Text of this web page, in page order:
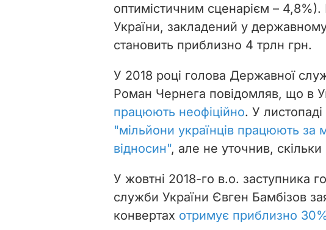
оптимістичним сценарієм –
України, закладений у
становить приблизно 4 трлн грн.
У 2018 році голова Державної
Роман Чернега повідомляв, що в
працюють неофіційно. У
"мільйони українців працюють за
відносин", але не уточнив,
У жовтні 2018-го в.о. заступника
служби України Євген Бамбізов
конвертах отримує приблизно